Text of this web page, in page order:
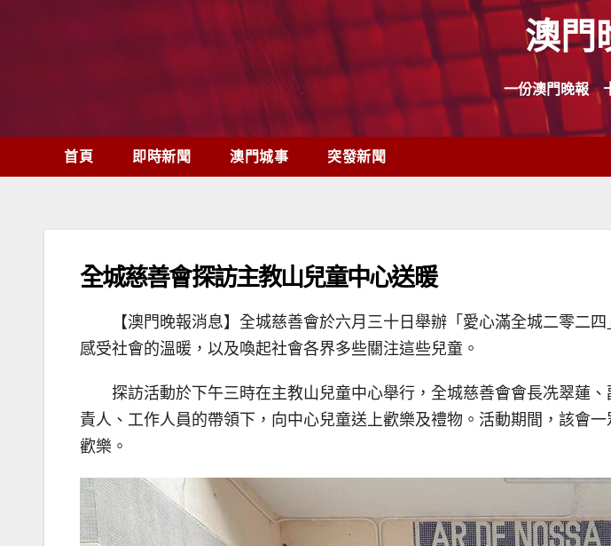
澳門
一份澳門晚報
首頁 即時新聞 澳門城事 突發新聞
全城慈善會探訪主教山兒童中心送暖
【澳門晚報消息】全城慈善會於六月三十日舉辦「愛心滿全城二零二
感受社會的溫暖，以及喚起社會各界多些關注這些兒童。
探訪活動於下午三時在主教山兒童中心舉行，全城慈善會會長冼翠蓮
責人、工作人員的帶領下，向中心兒童送上歡樂及禮物。活動期間，該會
歡樂。